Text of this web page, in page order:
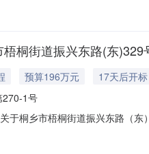
桐街道振兴东路(东
预算196万元
17天后开标
270-1号
于桐乡市梧桐街道振兴东路（
公告如下：一、拍卖标的：桐